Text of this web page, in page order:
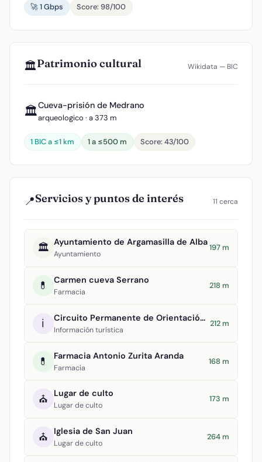
🚀 1 Gbps
Score: 98/100
🏛️Patrimonio cultural Wikidata — BIC
🏛️Cueva-prisión de Medrano
arqueologico · a 373 m
1 BIC a ≤1 km 1 a ≤500 m Score: 43/100
📍Servicios y puntos de interés 11 cerca
🏛️ Ayuntamiento de Argamasilla de Alba
Ayuntamiento
197 m
💊 Carmen cueva Serrano
Farmacia
218 m
ℹ️ Circuito Permanente de Orientación Argamasilla de Alba
Información turística
212 m
💊 Farmacia Antonio Zurita Aranda
Farmacia
168 m
⛪ Lugar de culto
Lugar de culto
173 m
⛪ Iglesia de San Juan
Lugar de culto
264 m